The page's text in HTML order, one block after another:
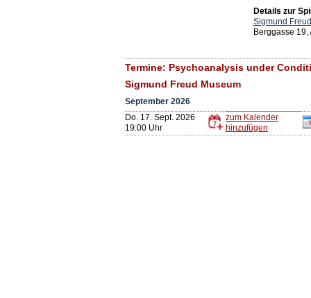
Details zur
Sigmund
Berggasse 19,
Termine: Psychoanalysis under
Sigmund Freud Museum
September 2026
Do. 17. Sept. 2026
19:00 Uhr
zum Kalender
hinzufügen